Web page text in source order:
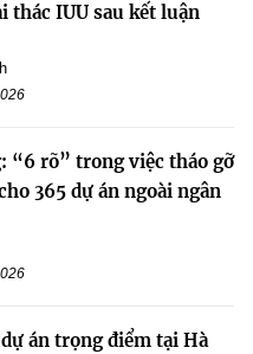
thác IUU sau kết luận
“6 rõ” trong việc tháo gỡ
365 dự án ngoài ngân
án trọng điểm tại Hà